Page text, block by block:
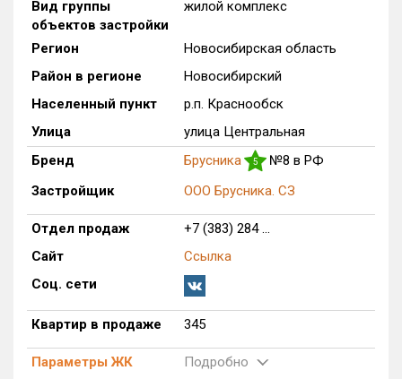
Только новые
от до
с продажами
Рейтинг ЕРЗ
Найдено:
Многоквартирных домов
Блокированных домов
Домов с апартаментами
0 из 34
Поселков таунхаусов
Вид группы
объектов застройки
жилой комплекс
Регион
Новосибирская область
Район в регионе
Новосибирский
Населенный пункт
р.п. Краснообск
Улица
улица Центральная
Бренд
Брусника 5
№8 в РФ
Застройщик
ООО Брусника. СЗ
Отдел продаж
+7 (383) 284 ...
Сайт
Ссылка
Соц. сети
Квартир в продаже 345
Параметры ЖК Подробно